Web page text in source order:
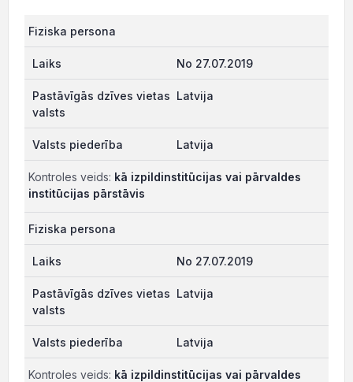
Fiziska persona
No 27.07.2019
Latvija
Latvija
Kontroles veids: kā izpildinstitūcijas vai pārvaldes
institūcijas pārstāvis
Fiziska persona
No 27.07.2019
Latvija
Latvija
Kontroles veids: kā izpildinstitūcijas vai pārvaldes